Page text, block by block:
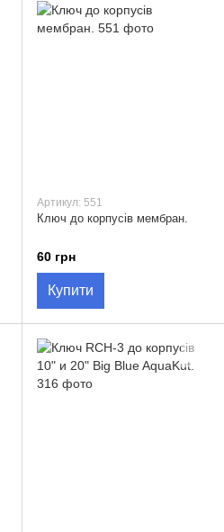
Артикул: 551
Ключ до корпусів мембран.
60 грн
Купити